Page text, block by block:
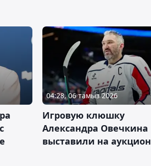
04:28, 06 тамыз 2026
Игровую клюшку
Александра Овечкина
выставили на аукцион